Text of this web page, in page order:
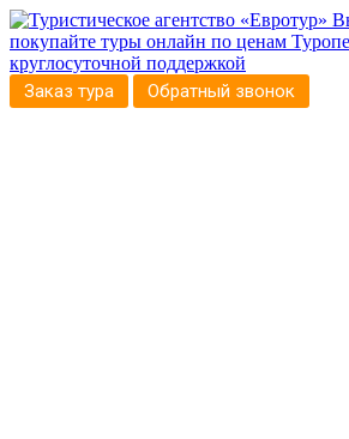
покупайте туры онлайн по ценам
круглосуточной поддержкой
Заказ тура Обратный звонок